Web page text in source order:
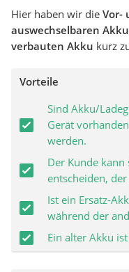
Hier haben wir die Vor-
auswechselbaren
verbauten Akku kurz
Vorteile
Sind Akku/
Gerät
werden.
Der Kunde
entscheiden,
Ist ein Ersatz-
während der
Ein alter Akku